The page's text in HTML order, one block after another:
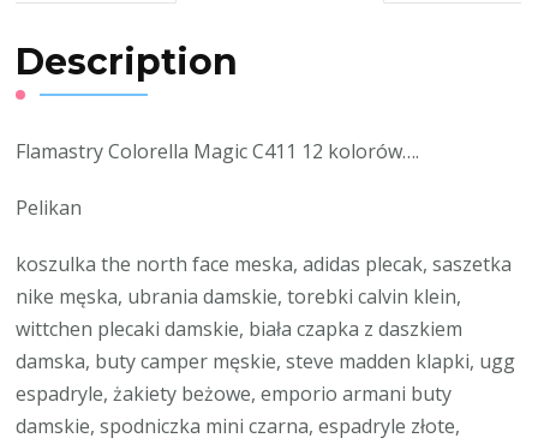
Description
Flamastry Colorella Magic C411 12 kolorów….
Pelikan
koszulka the north face meska, adidas plecak, saszetka
nike męska, ubrania damskie, torebki calvin klein,
wittchen plecaki damskie, biała czapka z daszkiem
damska, buty camper męskie, steve madden klapki, ugg
espadryle, żakiety beżowe, emporio armani buty
damskie, spodniczka mini czarna, espadryle złote,